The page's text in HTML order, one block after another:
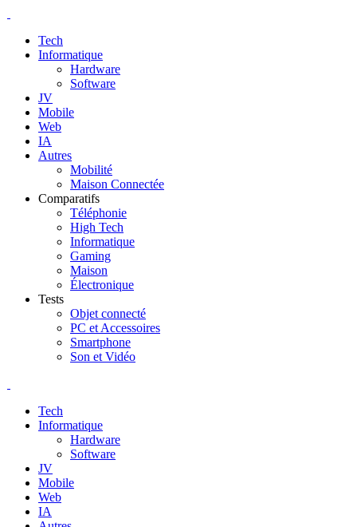
Tech
Informatique
Hardware
Software
JV
Mobile
Web
IA
Autres
Mobilité
Maison Connectée
Comparatifs
Téléphonie
High Tech
Informatique
Gaming
Maison
Électronique
Tests
Objet connecté
PC et Accessoires
Smartphone
Son et Vidéo
Tech
Informatique
Hardware
Software
JV
Mobile
Web
IA